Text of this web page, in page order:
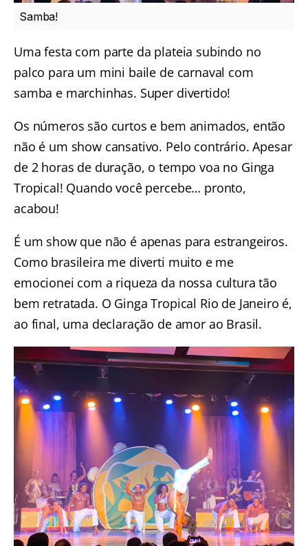
Samba!
Uma festa com parte da plateia subindo no
palco para um mini baile de carnaval com
samba e marchinhas. Super divertido!
Os números são curtos e bem animados, então
não é um show cansativo. Pelo contrário. Apesar
de 2 horas de duração, o tempo voa no Ginga
Tropical! Quando você percebe… pronto,
acabou!
É um show que não é apenas para estrangeiros.
Como brasileira me diverti muito e me
emocionei com a riqueza da nossa cultura tão
bem retratada. O Ginga Tropical Rio de Janeiro é,
ao final, uma declaração de amor ao Brasil.